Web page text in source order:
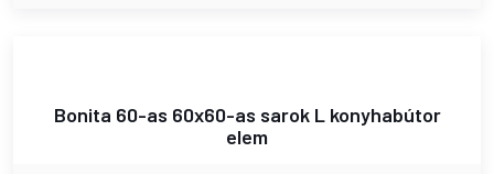
Bonita 60-as 60x60-as sarok L konyhabútor
elem